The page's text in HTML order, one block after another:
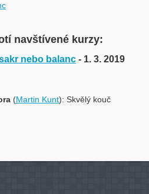
navštívené kurzy:
nebo balanc - 1. 3. 2019
(Martin Kunt): Skvělý kouč